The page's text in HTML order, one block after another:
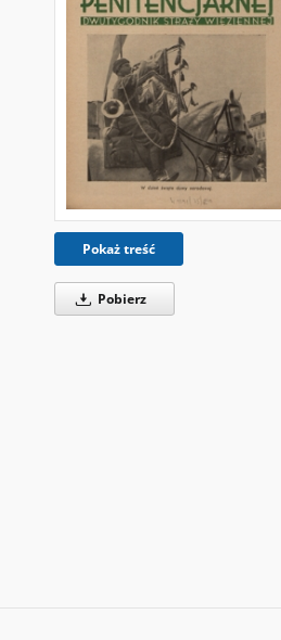
Pokaż treść
Pobierz